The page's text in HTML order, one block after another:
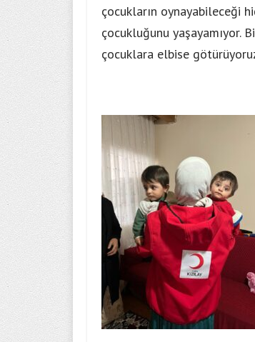
çocukların oynayabileceği
çocukluğunu yaşayamıyor.
çocuklara elbise